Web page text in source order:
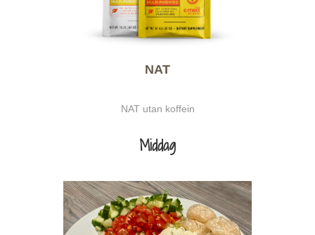
NAT
NAT utan koffein
Middag